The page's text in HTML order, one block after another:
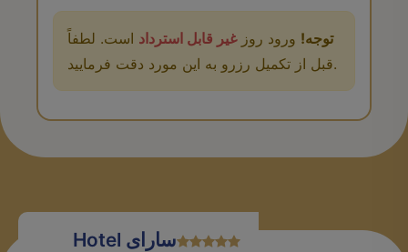
توجه! ورود روزغیر قابل استرداد است. لطفاً
قبل از تکمیل رزرو به این مورد دقت فرمایید.
Hotel سارای